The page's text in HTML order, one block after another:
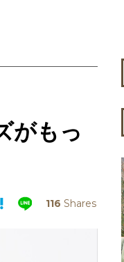
がもっ
116 Shares